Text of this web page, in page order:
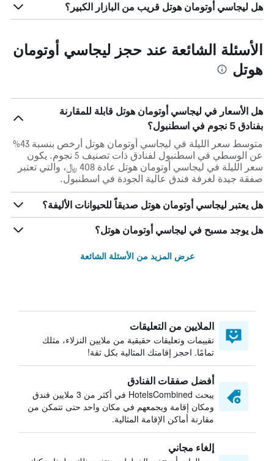
هل ليجاسي أوتومان هوتل قريب من البازار الكبير؟
الأسئلة الشائعة عند حجز ليجاسي أوتومان
هوتل
هل الأسعار في ليجاسي أوتومان هوتل قابلة للمقارنة
بفنادق 5 نجوم في اسطنبول؟
متوسط سعر الليلة في ليجاسي أوتومان هوتل أرخص بنسبة 43%
عن الوسطي في اسطنبول لفنادق ذات تصنيف 5 نجوم. يكون
سعر الليلة في ليجاسي أوتومان هوتل عادة 408 ﷼، والتي تعتبر
صفقة جيدة لغرفة فندق عالية الجودة في اسطنبول.
هل يعتبر ليجاسي أوتومان هوتل صديقاً للحيوانات الأليفة؟
هل يوجد مسبح في ليجاسي أوتومان هوتل؟
عرض المزيد من الأسئلة الشائعة
الملايين من التعليقات
تقييمات وتعليقات حقيقية من ملايين النزلاء، مثلك
تمامًا. احجز إقامتك المثالية بكل ثقة!
أفضل صفقات الفنادق
يبحث HotelsCombined في أكثر من 3 ملايين فندق
ومكان إقامة ويجمعهم في مكان واحد حتى تتمكن من
مقارنة أماكن الإقامة المثالية.
إلغاء مجاني